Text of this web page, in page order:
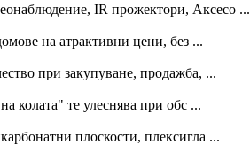
IR прожектори, Аксесо ...
на атрактивни цени, без ...
при закупуване, продажба, ...
колата" те улеснява при обс ...
плоскости, плексигла ...